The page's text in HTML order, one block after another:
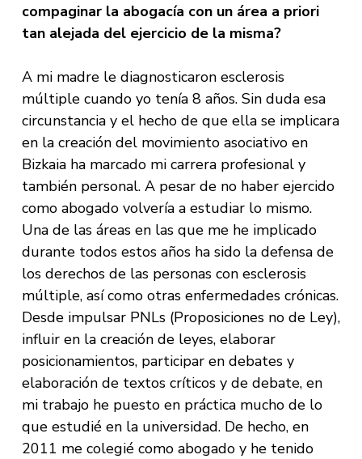
compaginar la abogacía con un área a priori
tan alejada del ejercicio de la misma?
A mi madre le diagnosticaron esclerosis
múltiple cuando yo tenía 8 años. Sin duda esa
circunstancia y el hecho de que ella se implicara
en la creación del movimiento asociativo en
Bizkaia ha marcado mi carrera profesional y
también personal. A pesar de no haber ejercido
como abogado volvería a estudiar lo mismo.
Una de las áreas en las que me he implicado
durante todos estos años ha sido la defensa de
los derechos de las personas con esclerosis
múltiple, así como otras enfermedades crónicas.
Desde impulsar PNLs (Proposiciones no de Ley),
influir en la creación de leyes, elaborar
posicionamientos, participar en debates y
elaboración de textos críticos y de debate, en
mi trabajo he puesto en práctica mucho de lo
que estudié en la universidad. De hecho, en
2011 me colegié como abogado y he tenido